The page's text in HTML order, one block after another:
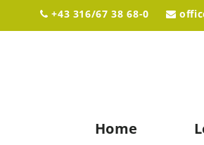
+43 316/67 38 68-0
Home